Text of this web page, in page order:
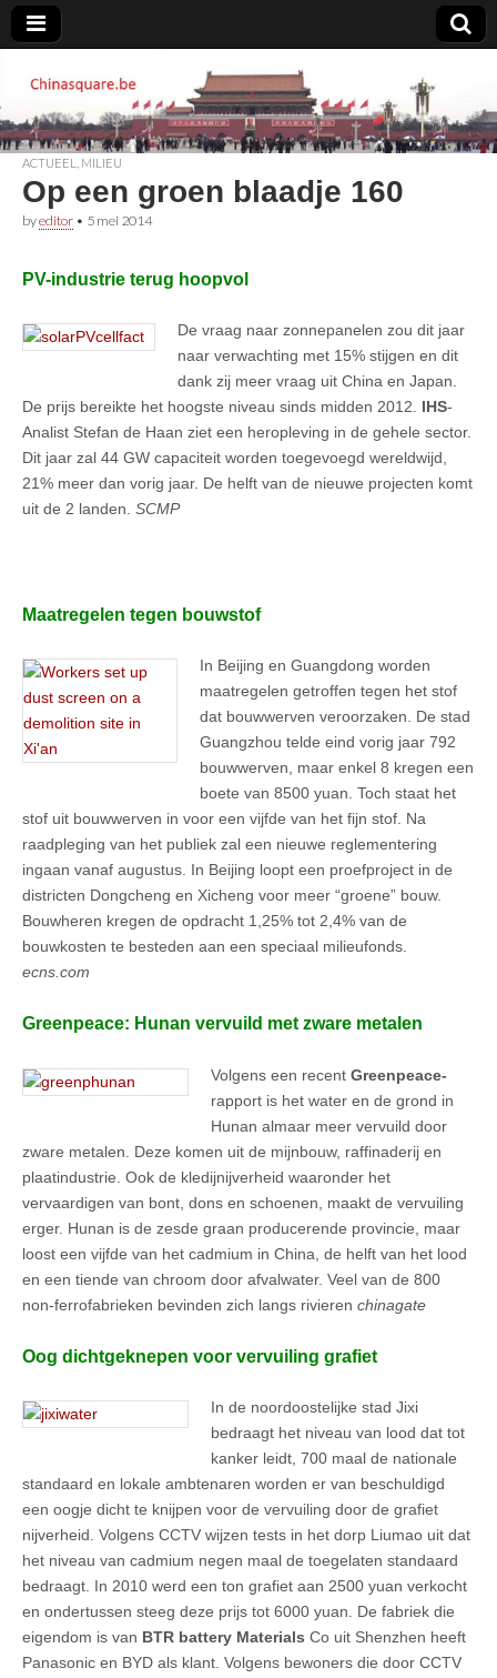
Chinasquare.be
ACTUEEL MILIEU
Op een groen blaadje 160
byeditor • 5 mei 2014
PV-industrie terug hoopvol
De vraag naar zonnepanelen zou dit jaar
naar verwachting met 15% stijgen en dit
dank zij meer vraag uit China en Japan.
De prijs bereikte het hoogste niveau sinds midden 2012. IHS-
Analist Stefan de Haan ziet een heropleving in de gehele sector.
Dit jaar zal 44 GW capaciteit worden toegevoegd wereldwijd,
21% meer dan vorig jaar. De helft van de nieuwe projecten komt
uit de 2 landen. SCMP
Maatregelen tegen bouwstof
In Beijing en Guangdong worden
maatregelen getroffen tegen het stof
dat bouwwerven veroorzaken. De stad
Guangzhou telde eind vorig jaar 792
bouwwerven, maar enkel 8 kregen een
boete van 8500 yuan. Toch staat het
stof uit bouwwerven in voor een vijfde van het fijn stof. Na
raadpleging van het publiek zal een nieuwe reglementering
ingaan vanaf augustus. In Beijing loopt een proefproject in de
districten Dongcheng en Xicheng voor meer “groene” bouw.
Bouwheren kregen de opdracht 1,25% tot 2,4% van de
bouwkosten te besteden aan een speciaal milieufonds.
ecns.com
Greenpeace: Hunan vervuild met zware metalen
Volgens een recent Greenpeace-
rapport is het water en de grond in
Hunan almaar meer vervuild door
zware metalen. Deze komen uit de mijnbouw, raffinaderij en
plaatindustrie. Ook de kledijnijverheid waaronder het
vervaardigen van bont, dons en schoenen, maakt de vervuiling
erger. Hunan is de zesde graan producerende provincie, maar
loost een vijfde van het cadmium in China, de helft van het lood
en een tiende van chroom door afvalwater. Veel van de 800
non-ferrofabrieken bevinden zich langs rivieren chinagate
Oog dichtgeknepen voor vervuiling grafiet
In de noordoostelijke stad Jixi
bedraagt het niveau van lood dat tot
kanker leidt, 700 maal de nationale
standaard en lokale ambtenaren worden er van beschuldigd
een oogje dicht te knijpen voor de vervuiling door de grafiet
nijverheid. Volgens CCTV wijzen tests in het dorp Liumao uit dat
het niveau van cadmium negen maal de toegelaten standaard
bedraagt. In 2010 werd een ton grafiet aan 2500 yuan verkocht
en ondertussen steeg deze prijs tot 6000 yuan. De fabriek die
eigendom is van BTR battery Materials Co uit Shenzhen heeft
Panasonic en BYD als klant. Volgens bewoners die door CCTV